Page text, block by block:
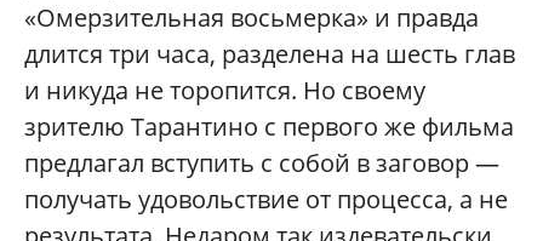
«Омерзительная восьмерка» и правда
длится три часа, разделена на шесть глав
и никуда не торопится. Но своему
зрителю Тарантино с первого же фильма
предлагал вступить с собой в заговор —
получать удовольствие от процесса, а не